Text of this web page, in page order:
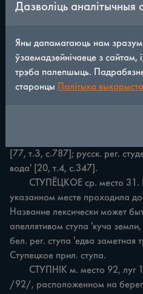
	СТУДЗЁНАЕ ср. с. 80. В зимнее время сенокос всегда
	СТУДЗЯНЁЦ м. лес 13, 61, 103, кр. 48. В лесу /13/
протекают четыре ручья /
Камянецкі роў/ с чистой
замерзает. В лесах /61, 103/
отмечен в значении 'место на
вода' [84, с. 182]. Ср. русск.
[77, т.З, с.787]; русск. рег.
вода' [20, т.4, с.347].
указанном месте проходила
Название лексически может
апеллятивом ступа 'куча
бел. рег. ступа 'едва заметная
Ступецкое прил. ступа.
/92/, расположенном на
Дазволіць аналітычныя
Яны дапамагаюць нам
ўзаемадзейнічаеце з сайтам,
трэба палепшыць.
старонцы Палітыка